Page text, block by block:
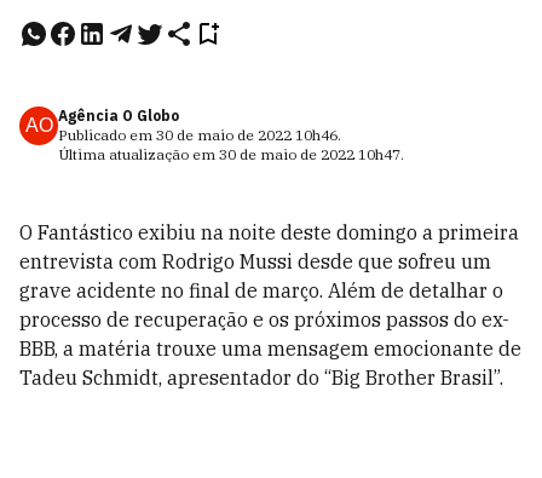
AO Agência O Globo
Publicado em 30 de maio de 2022 10h46.
Última atualização em 30 de maio de 2022 10h47.
O Fantástico exibiu na noite deste domingo a primeira
entrevista com Rodrigo Mussi desde que sofreu um
grave acidente no final de março. Além de detalhar o
processo de recuperação e os próximos passos do ex-
BBB, a matéria trouxe uma mensagem emocionante de
Tadeu Schmidt, apresentador do “Big Brother Brasil”.